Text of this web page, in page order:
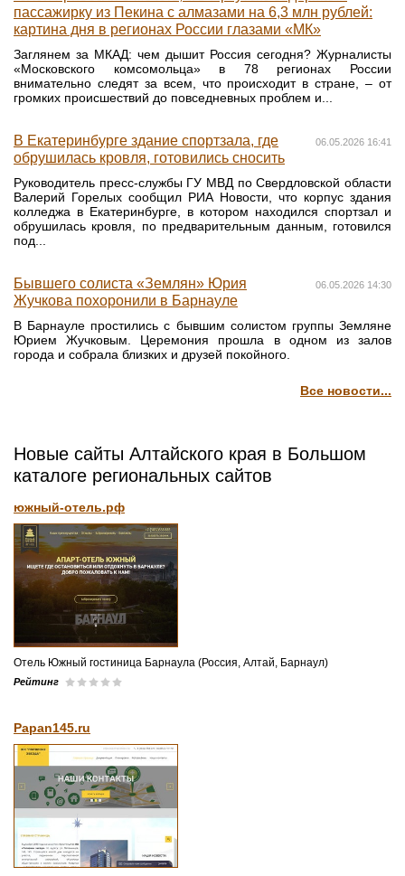
пассажирку из Пекина с алмазами на 6,3 млн рублей:
картина дня в регионах России глазами «МК»
Заглянем за МКАД: чем дышит Россия сегодня? Журналисты
«Московского комсомольца» в 78 регионах России
внимательно следят за всем, что происходит в стране, – от
громких происшествий до повседневных проблем и...
06.05.2026 16:41
В Екатеринбурге здание спортзала, где
обрушилась кровля, готовились сносить
Руководитель пресс-службы ГУ МВД по Свердловской области
Валерий Горелых сообщил РИА Новости, что корпус здания
колледжа в Екатеринбурге, в котором находился спортзал и
обрушилась кровля, по предварительным данным, готовился
под...
06.05.2026 14:30
Бывшего солиста «Землян» Юрия
Жучкова похоронили в Барнауле
В Барнауле простились с бывшим солистом группы Земляне
Юрием Жучковым. Церемония прошла в одном из залов
города и собрала близких и друзей покойного.
Все новости...
Новые сайты Алтайского края в Большом
каталоге региональных сайтов
южный-отель.рф
Отель Южный гостиница Барнаула (Россия, Алтай, Барнаул)
Рейтинг
Papan145.ru